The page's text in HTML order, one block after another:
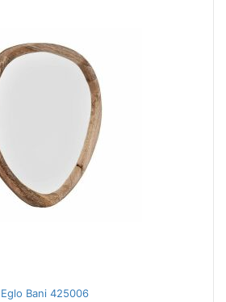
Bani 425006